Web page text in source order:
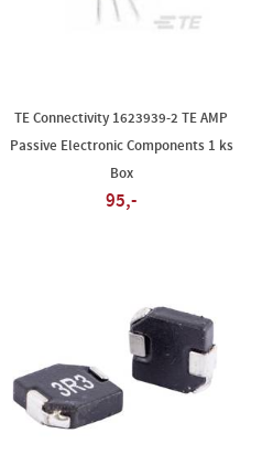
TE Connectivity 1623939-2 TE AMP
Passive Electronic Components 1 ks
Box
95,-